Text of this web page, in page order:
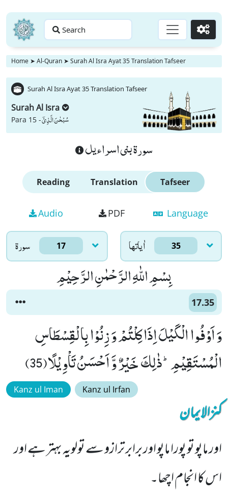
Search Go
Home ➤ Al-Quran ➤ Surah Al Isra Ayat 35 Translation Tafseer
Surah Al Isra Ayat 35 Translation Tafseer
Surah Al Isra
Para 15 -سُبْحٰنَ الَّذِیْۤ
سورة بنى اسراءيل
Reading Translation Tafseer
Audio PDF Language
سورۃ 17 اٰياتها 35
بِسْمِ اللّٰهِ الرَّحْمٰنِ الرَّحِیْمِ
17.35
وَ اَوْفُوا الْكَیْلَ اِذَا كِلْتُمْ وَ زِنُوْا بِالْقِسْطَاسِ
الْمُسْتَقِیْمِؕ-ذٰلِكَ خَیْرٌ وَّ اَحْسَنُ تَاْوِیْلًا(35)
Kanz ul Iman Kanz ul Irfan
کنزالایمان
اور ماپو تو پورا ماپو اور برابر ترازو سے تولویہ بہتر ہے اور
اس کا انجام اچھا۔